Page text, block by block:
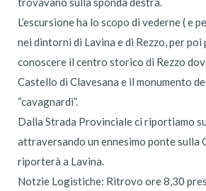
L’escursione ha lo scopo di vederne ( e
nei dintorni di Lavina e di Rezzo, per poi
conoscere il centro storico di Rezzo
Castello di Clavesana e il monumento
“cavagnardi”.
Dalla Strada Provinciale ci riportiamo
attraversando un ennesimo ponte sulla
riporterà a Lavina.
Notzie Logistiche: Ritrovo ore 8,30